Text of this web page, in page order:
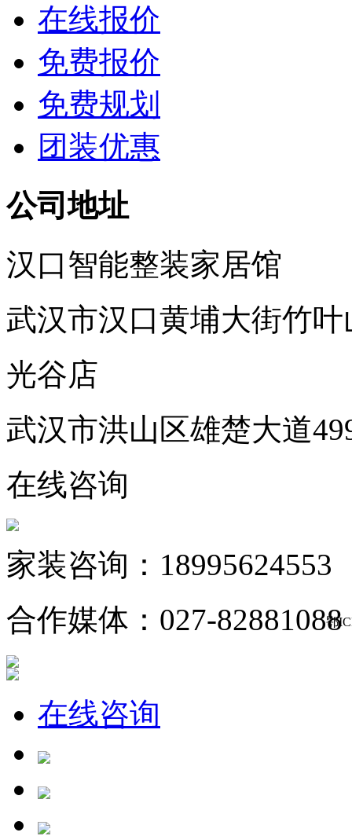
在线报价
免费报价
免费规划
团装优惠
公司地址
汉口智能整装家居馆
武汉市汉口黄埔大街竹
光谷店
武汉市洪山区雄楚大道
在线咨询
家装咨询：18995624553
合作媒体：027-82881088
鄂
在线咨询